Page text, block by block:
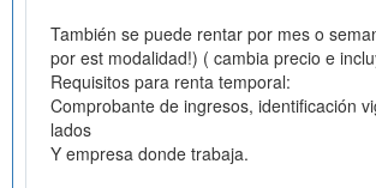
También se puede rentar por mes o
por est modalidad!) ( cambia precio e
Requisitos para renta temporal:
Comprobante de ingresos, identificación
lados
Y empresa donde trabaja.